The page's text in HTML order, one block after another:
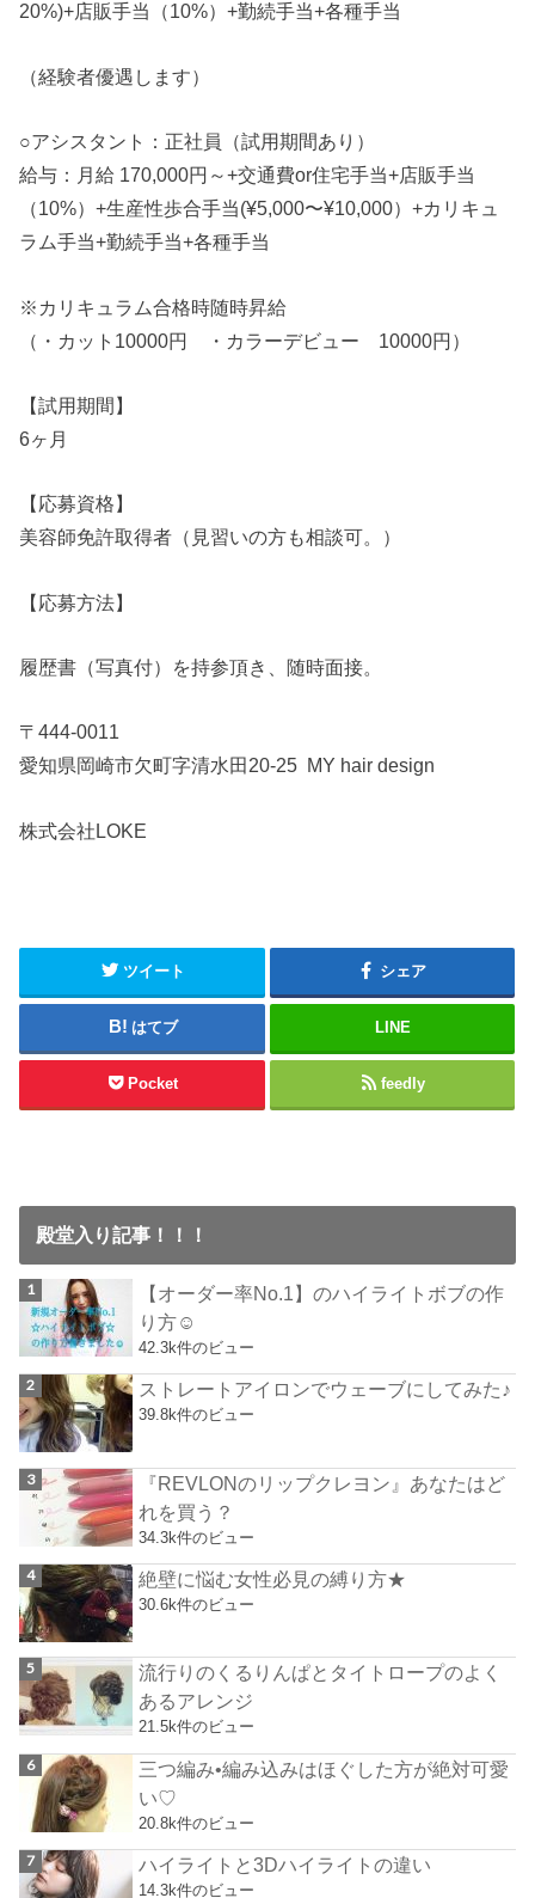
20%)+店販手当（10%）+勤続手当+各種手当
（経験者優遇します）
○アシスタント：正社員（試用期間あり）
給与：月給 170,000円～+交通費or住宅手当+店販手当
（10%）+生産性歩合手当(¥5,000〜¥10,000）+カリキュ
ラム手当+勤続手当+各種手当
※カリキュラム合格時随時昇給
（・カット10000円 ・カラーデビュー 10000円）
【試用期間】
6ヶ月
【応募資格】
美容師免許取得者（見習いの方も相談可。）
【応募方法】
履歴書（写真付）を持参頂き、随時面接。
〒444-0011
愛知県岡崎市欠町字清水田20-25 MY hair design
株式会社LOKE
ツイート シェア
はてブ LINE
Pocket feedly
殿堂入り記事！！！
【オーダー率No.1】のハイライトボブの作
り方☺︎
42.3k件のビュー
ストレートアイロンでウェーブにしてみた♪
39.8k件のビュー
『REVLONのリップクレヨン』あなたはど
れを買う？
34.3k件のビュー
絶壁に悩む女性必見の縛り方★
30.6k件のビュー
流行りのくるりんぱとタイトロープのよく
あるアレンジ
21.5k件のビュー
三つ編み•編み込みはほぐした方が絶対可愛
い♡
20.8k件のビュー
ハイライトと3Dハイライトの違い
14.3k件のビュー